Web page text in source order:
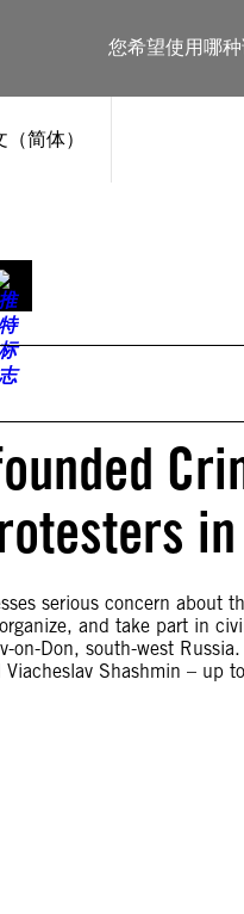
您希望使用哪
（简体）
serious concern about
and take part in
on-Don, south-west
Shashmin – up